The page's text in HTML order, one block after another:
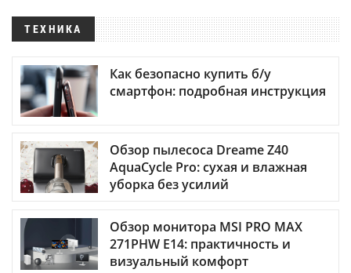
ТЕХНИКА
Как безопасно купить б/у
смартфон: подробная инструкция
Обзор пылесоса Dreame Z40
AquaCycle Pro: сухая и влажная
уборка без усилий
Обзор монитора MSI PRO MAX
271PHW E14: практичность и
визуальный комфорт